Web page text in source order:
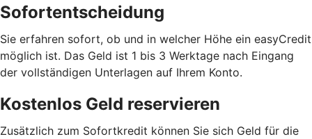
Sofortentscheidung
Sie erfahren sofort, ob und in welcher Höhe ein easyCredit
möglich ist. Das Geld ist 1 bis 3 Werktage nach Eingang
der vollständigen Unterlagen auf Ihrem Konto.
Kostenlos Geld reservieren
Zusätzlich zum Sofortkredit können Sie sich Geld für die